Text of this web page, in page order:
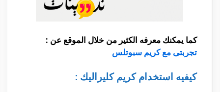
كما يمكنك معرفه الكثير من خلال الموقع عن :
تجربتى مع كريم سبوتلس
كيفيه استخدام كريمكليراليك :